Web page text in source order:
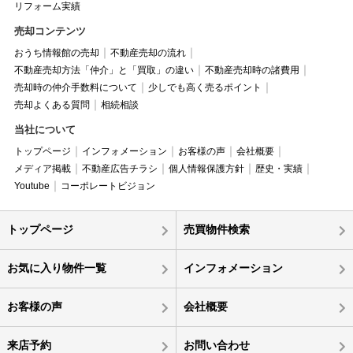
リフォーム実績
売却コンテンツ
おうち情報館の売却
不動産売却の流れ
不動産売却方法「仲介」と「買取」の違い
不動産売却時の諸費用
売却時の仲介手数料について
少しでも高く売るポイント
売却よくある質問
相続相談
当社について
トップページ インフォメーション お客様の声
会社概要
メディア掲載
不動産広告チラシ 個人情報保護方針
歴史・実績
Youtube
コーポレートビジョン
トップページ 売買物件検索
お気に入り物件一覧 インフォメーション
お客様の声 会社概要
来店予約 お問い合わせ